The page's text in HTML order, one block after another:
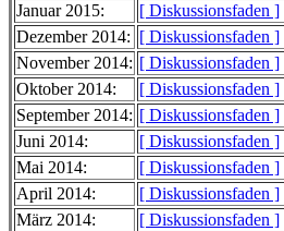
Januar 2015:
[ Diskussionsfaden ]
Dezember 2014: [ Diskussionsfaden ]
November 2014: [ Diskussionsfaden ]
Oktober 2014:
[ Diskussionsfaden ]
September 2014: [ Diskussionsfaden ]
Juni 2014:
[ Diskussionsfaden ]
Mai 2014:
[ Diskussionsfaden ]
April 2014:
[ Diskussionsfaden ]
März 2014:
[ Diskussionsfaden ]